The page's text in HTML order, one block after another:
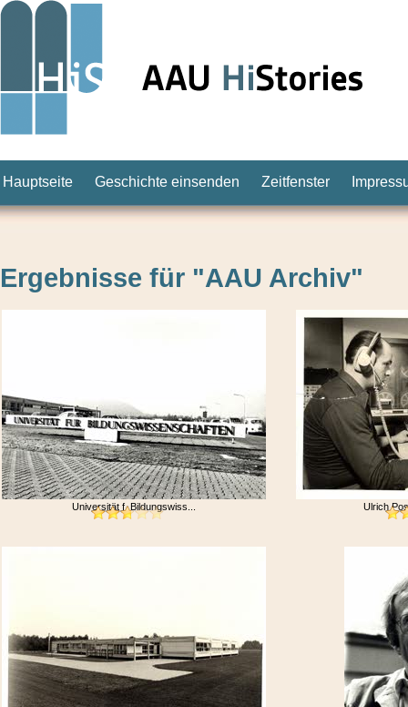
Hauptseite Geschichte einsenden Zeitfenster
Ergebnisse für "AAU Archiv"
Universität f. Bildungswiss... Ulrich